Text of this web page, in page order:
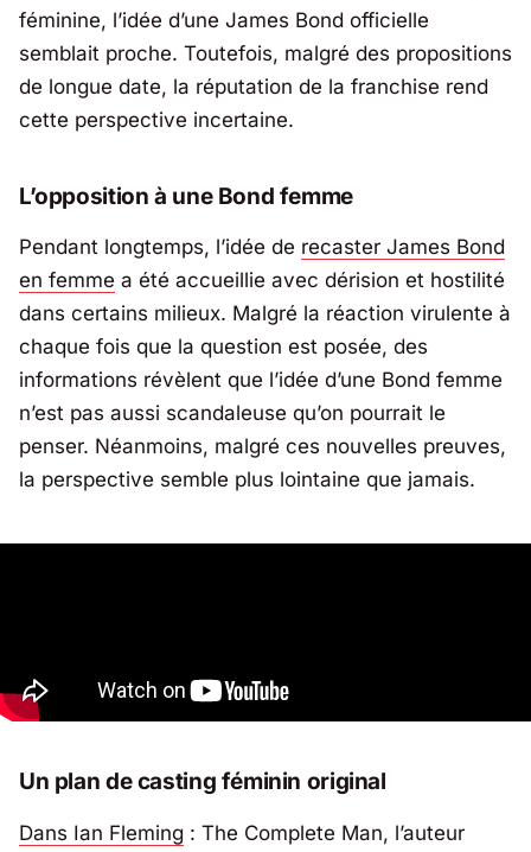
féminine, l’idée d’une James Bond officielle
semblait proche. Toutefois, malgré des propositions
de longue date, la réputation de la franchise rend
cette perspective incertaine.
L’opposition à une Bond femme
Pendant longtemps, l’idée de recaster James Bond
en femme a été accueillie avec dérision et hostilité
dans certains milieux. Malgré la réaction virulente à
chaque fois que la question est posée, des
informations révèlent que l’idée d’une Bond femme
n’est pas aussi scandaleuse qu’on pourrait le
penser. Néanmoins, malgré ces nouvelles preuves,
la perspective semble plus lointaine que jamais.
Un plan de casting féminin original
Dans Ian Fleming : The Complete Man, l’auteur